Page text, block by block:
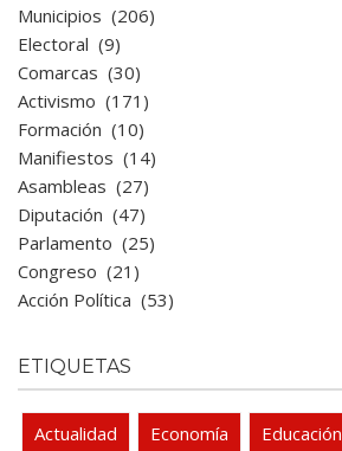
Municipios (206)
Electoral (9)
Comarcas (30)
Activismo (171)
Formación (10)
Manifiestos (14)
Asambleas (27)
Diputación (47)
Parlamento (25)
Congreso (21)
Acción Política (53)
ETIQUETAS
Actualidad Economía Educación